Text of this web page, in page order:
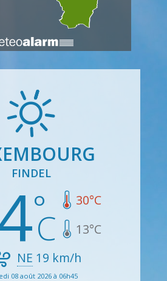
FINDEL
30°C
13°C
NE 19 km/h
08 août 2026 à 06h45